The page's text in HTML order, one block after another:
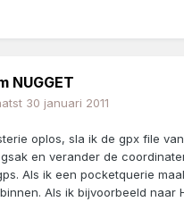
NUGGET
30 januari 2011
oplos, sla ik de gpx file
en verander de
Als ik een pocketquerie
Als ik bijvoorbeeld naar